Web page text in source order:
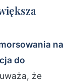
na
do
że